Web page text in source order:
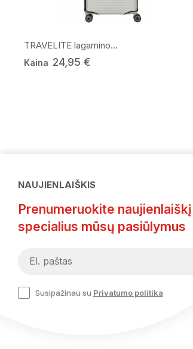
TRAVELITE lagamino...
Kaina 24,95 €
NAUJIENLAIŠKIS
Prenumeruokite
specialius mūsų pasiūlymus
Susipažinau su Privatumo politika